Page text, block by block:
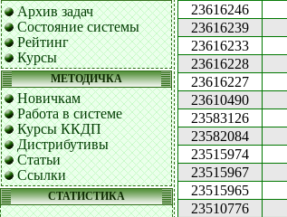
Архив задач
Состояние системы
Рейтинг
Курсы
МЕТОДИЧКА
Новичкам
Работа в системе
Курсы ККДП
Дистрибутивы
Статьи
Ссылки
СТАТИСТИКА
23616246
23616239
23616233
23616228
23616227
23610490
23583126
23582084
23515974
23515967
23515965
23510776